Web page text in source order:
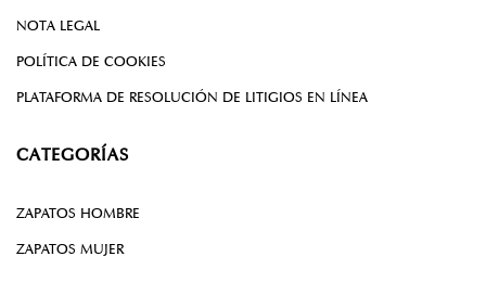
NOTA LEGAL
POLÍTICA DE COOKIES
PLATAFORMA DE RESOLUCIÓN DE LITIGIOS EN LÍNEA
CATEGORÍAS
ZAPATOS HOMBRE
ZAPATOS MUJER